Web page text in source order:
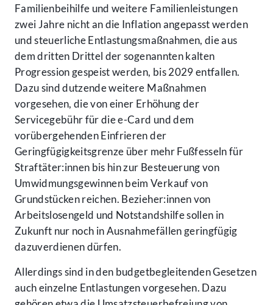
Familienbeihilfe und weitere Familienleistungen
zwei Jahre nicht an die Inflation angepasst werden
und steuerliche Entlastungsmaßnahmen, die aus
dem dritten Drittel der sogenannten kalten
Progression gespeist werden, bis 2029 entfallen.
Dazu sind dutzende weitere Maßnahmen
vorgesehen, die von einer Erhöhung der
Servicegebühr für die e-Card und dem
vorübergehenden Einfrieren der
Geringfügigkeitsgrenze über mehr Fußfesseln für
Straftäter:innen bis hin zur Besteuerung von
Umwidmungsgewinnen beim Verkauf von
Grundstücken reichen. Bezieher:innen von
Arbeitslosengeld und Notstandshilfe sollen in
Zukunft nur noch in Ausnahmefällen geringfügig
dazuverdienen dürfen.
Allerdings sind in den budgetbegleitenden Gesetzen
auch einzelne Entlastungen vorgesehen. Dazu